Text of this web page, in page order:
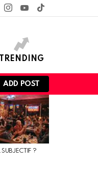
instagramyoutube
TRENDING
ADD POST
SUBJECTIF ?